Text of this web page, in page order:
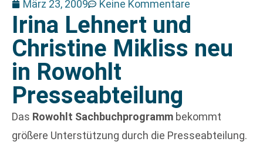
März 23, 2009 Keine Kommentare
Irina Lehnert und
Christine Mikliss neu
in Rowohlt
Presseabteilung
Das Rowohlt Sachbuchprogramm bekommt
größere Unterstützung durch die Presseabteilung.